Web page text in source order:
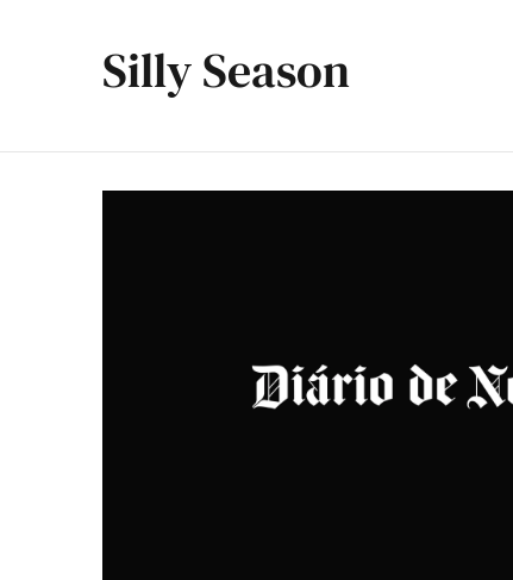
Silly Season